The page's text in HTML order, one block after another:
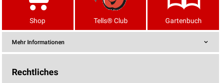
Shop Tells® Club Gartenbuch
Mehr Informationen
Rechtliches